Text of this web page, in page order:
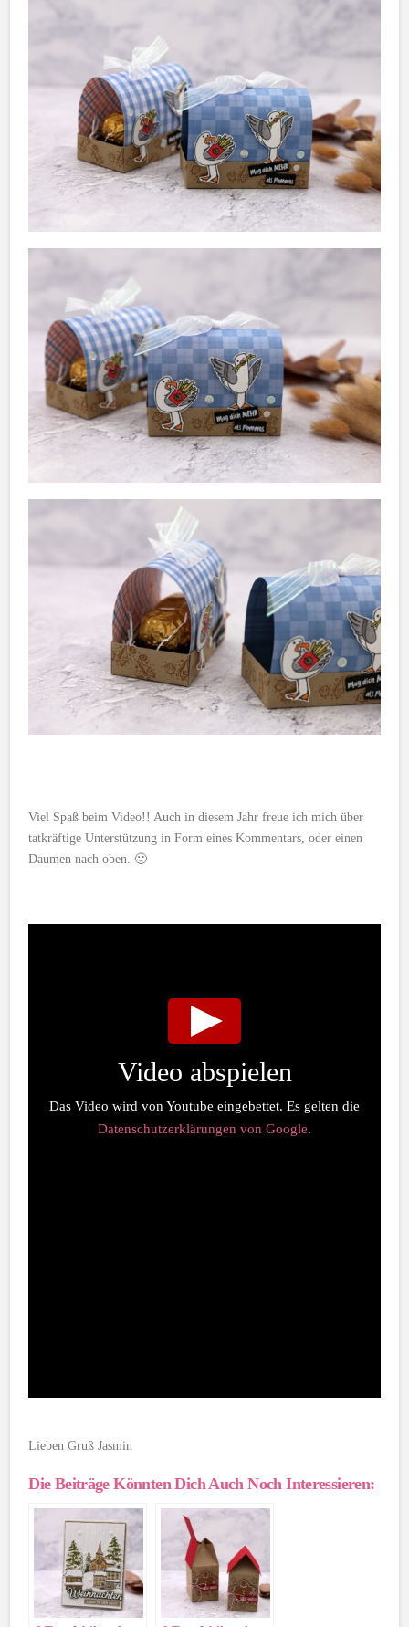
Viel Spaß beim Video!! Auch in diesem Jahr freue ich mich über
tatkräftige Unterstützung in Form eines Kommentars, oder einen
Daumen nach oben. 🙂
Video abspielen
Das Video wird von Youtube eingebettet. Es gelten die
Datenschutzerklärungen von Google.
Lieben Gruß Jasmin
Die Beiträge Könnten Dich Auch Noch Interessieren: